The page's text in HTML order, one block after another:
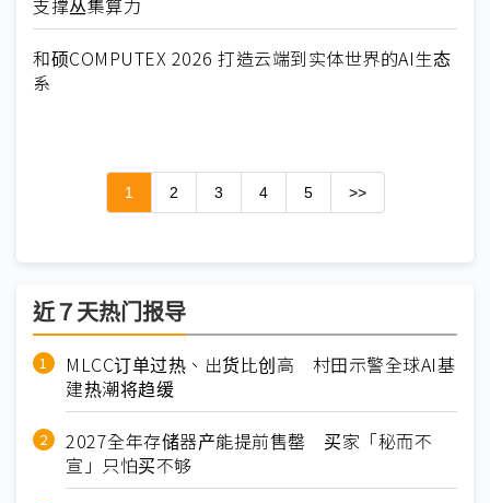
支撑丛集算力
和硕COMPUTEX 2026 打造云端到实体世界的AI生态
系
1 2 3 4 5 >>
近７天热门报导
MLCC订单过热、出货比创高 村田示警全球AI基
建热潮将趋缓
2027全年存储器产能提前售罄 买家「秘而不
宣」只怕买不够